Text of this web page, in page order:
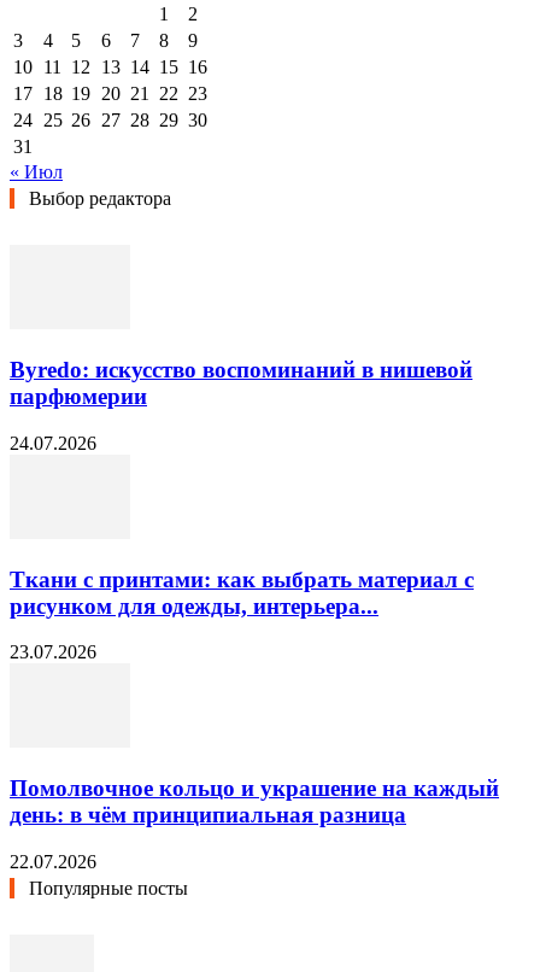
1
2
3
4 5 6 7 8
9
10 11 12 13 14 15 16
17 18 19 20 21 22 23
24 25 26 27 28 29 30
31
« Июл
Выбор редактора
Byredo: искусство воспоминаний в нишевой
парфюмерии
24.07.2026
Ткани с принтами: как выбрать материал с
рисунком для одежды, интерьера...
23.07.2026
Помолвочное кольцо и украшение на каждый
день: в чём принципиальная разница
22.07.2026
Популярные посты